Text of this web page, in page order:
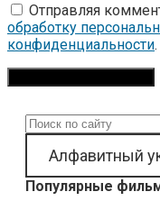
Отправляя
обработку
конфиденциальности.
Поиск:
Алфавитный
Популярные